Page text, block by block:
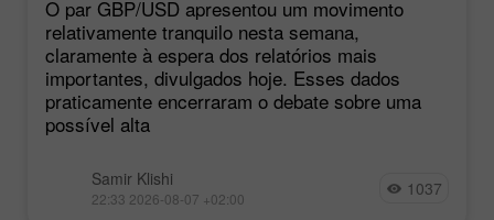
O par GBP/USD apresentou um movimento
relativamente tranquilo nesta semana,
claramente à espera dos relatórios mais
importantes, divulgados hoje. Esses dados
praticamente encerraram o debate sobre uma
possível alta
Samir Klishi
22:33 2026-08-07 +02:00 1037